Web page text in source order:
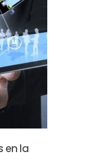
en la